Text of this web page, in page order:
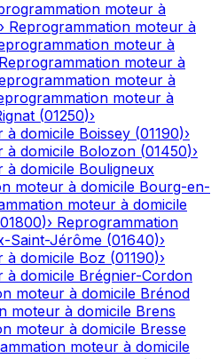
moteur à
› Reprogrammation moteur à
moteur à
Reprogrammation moteur à
moteur à
moteur à
(01250)›
à domicile Boissey (01190)›
à domicile Bolozon (01450)›
à domicile Bouligneux
moteur à domicile Bourg-en-
moteur à domicile
01800)› Reprogrammation
Saint-Jérôme (01640)›
à domicile Boz (01190)›
à domicile Brégnier-Cordon
moteur à domicile Brénod
moteur à domicile Brens
moteur à domicile Bresse
moteur à domicile